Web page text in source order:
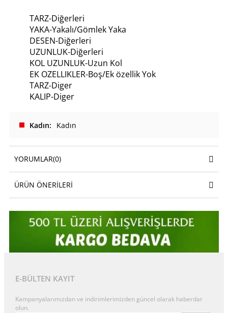
TARZ-Diğerleri
YAKA-Yakalı/Gömlek Yaka
DESEN-Diğerleri
UZUNLUK-Diğerleri
KOL UZUNLUK-Uzun Kol
EK OZELLIKLER-Boş/Ek özellik Yok
TARZ-Diger
KALIP-Diger
Kadın Kadın
YORUMLAR(0)
ÜRÜN ÖNERILERI
E-BÜLTEN KAYIT
Kampanyalarımızdan ve indirimlerimizden güncel olarak haberdar
olun.